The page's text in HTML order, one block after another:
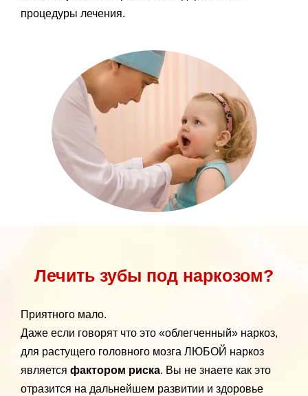
процедуры лечения.
Лечить зубы под наркозом?
Приятного мало.
Даже если говорят что это «облегченный» наркоз,
для растущего головного мозга ЛЮБОЙ наркоз
является фактором риска. Вы не знаете как это
отразится на дальнейшем развитии и здоровье